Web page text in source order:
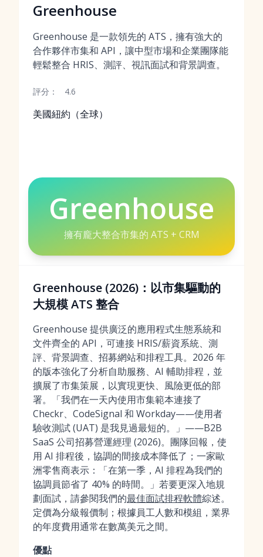
Greenhouse
Greenhouse 是一款領先的 ATS，擁有強大的
合作夥伴市集和 API，讓中型市場和企業團隊能
輕鬆整合 HRIS、測評、視訊面試和背景調查。
評分： 4.6
美國紐約（全球）
Greenhouse
擁有龐大整合市集的 ATS + CRM
Greenhouse (2026)：以市集驅動的
大規模 ATS 整合
Greenhouse 提供廣泛的應用程式生態系統和
文件齊全的 API，可連接 HRIS/薪資系統、測
評、背景調查、招募網站和排程工具。2026 年
的版本強化了分析自助服務、AI 輔助排程，並
擴展了市集策展，以實現更快、風險更低的部
署。「我們在一天內使用市集範本連接了
Checkr、CodeSignal 和 Workday——使用者
驗收測試 (UAT) 是我見過最短的。」——B2B
SaaS 公司招募營運經理 (2026)。團隊回報，使
用 AI 排程後，協調的間接成本降低了；一家歐
洲零售商表示：「在第一季，AI 排程為我們的
協調員節省了 40% 的時間。」若要更深入地規
劃面試，請參閱我們的最佳面試排程軟體綜述。
定價為分級報價制；根據員工人數和模組，業界
的年度費用通常在數萬美元之間。
優點